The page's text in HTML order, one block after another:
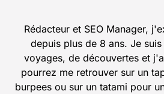
Rédacteur et SEO Manager,
depuis plus de 8 ans. Je
voyages, de découvertes et
pourrez me retrouver sur un
burpees ou sur un tatami pour